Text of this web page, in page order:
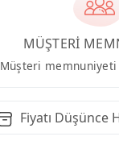
MÜŞTERİ
Müşteri
Fiyatı Düşünce